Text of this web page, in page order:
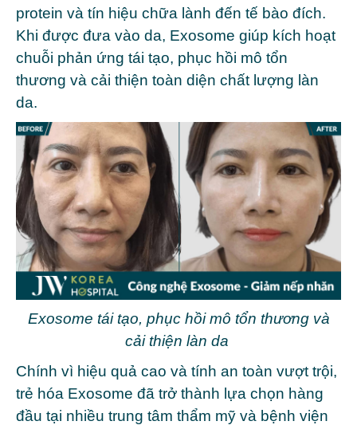
protein và tín hiệu chữa lành đến tế bào đích.
Khi được đưa vào da, Exosome giúp kích hoạt
chuỗi phản ứng tái tạo, phục hồi mô tổn
thương và cải thiện toàn diện chất lượng làn
da.
Exosome tái tạo, phục hồi mô tổn thương và
cải thiện làn da
Chính vì hiệu quả cao và tính an toàn vượt trội,
trẻ hóa Exosome đã trở thành lựa chọn hàng
đầu tại nhiều trung tâm thẩm mỹ và bệnh viện